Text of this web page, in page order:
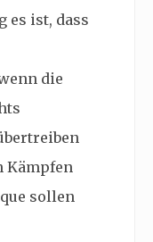
ist, dass
die
Kämpfen
sollen